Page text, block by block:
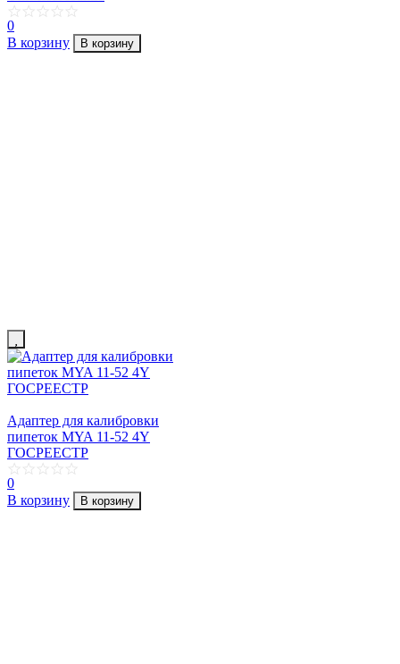
0
В корзину
В корзину
Адаптер для калибровки
пипеток MYA 11-52 4Y
ГОСРЕЕСТР
0
В корзину
В корзину